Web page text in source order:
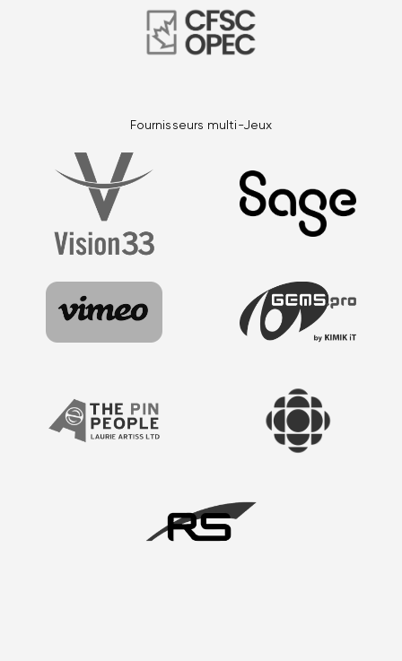
Fournisseurs multi-Jeux